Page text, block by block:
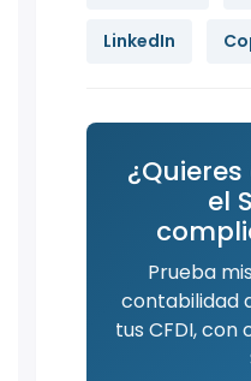
LinkedIn
el
Prueba
contabilidad
tus CFDI,